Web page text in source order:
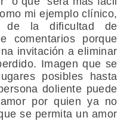
mi ejemplo clínico,
de la dificultad de
comentarios porque
invitación a eliminar
Imagen que se
posibles hasta
doliente puede
por quien ya no
se permita un amor